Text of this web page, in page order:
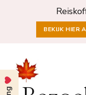
BEKIJK HIER